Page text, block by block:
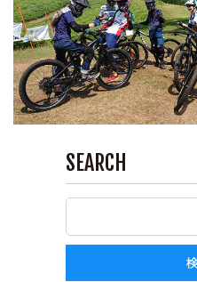
宿泊案内
神鍋高原体育館
SEARCH